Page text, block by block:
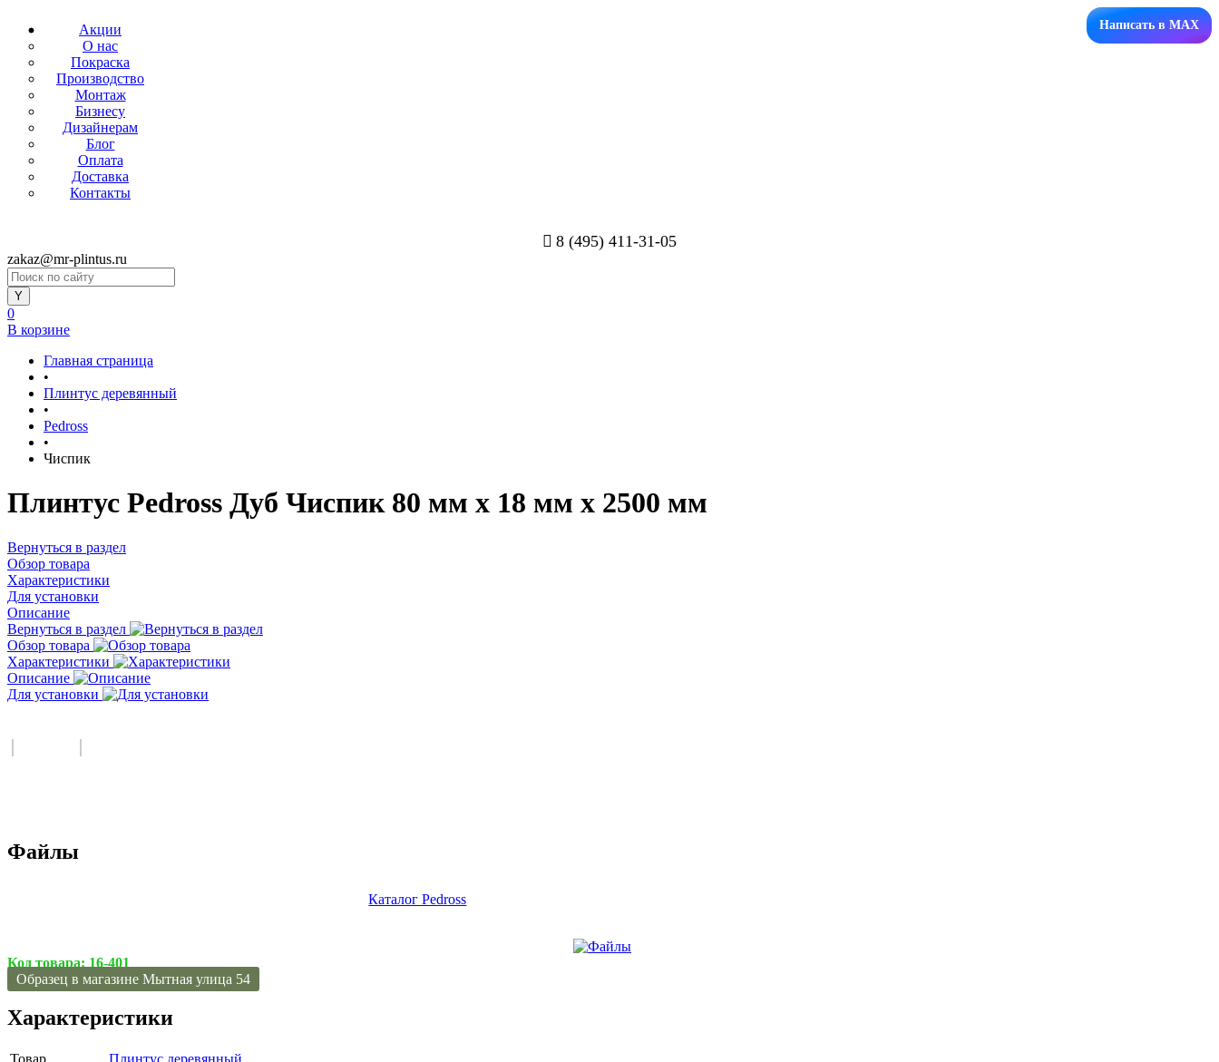
Акции
О нас
Покраска
Производство
Монтаж
Бизнесу
Дизайнерам
Блог
Оплата
Доставка
Контакты
Написать в MAX
8 (495) 411-31-05
zakaz@mr-plintus.ru
0
В корзине
Главная страница
•
Плинтус деревянный
•
Pedross
•
Чиспик
Плинтус Pedross Дуб Чиспик 80 мм х 18 мм х 2500 мм
Вернуться в раздел
Обзор товара
Характеристики
Для установки
Описание
Вернуться в раздел
Обзор товара
Характеристики
Описание
Для установки
Файлы
Каталог Pedross
Код товара: 16-401
Образец в магазине Мытная улица 54
Характеристики
Товар
Плинтус деревянный